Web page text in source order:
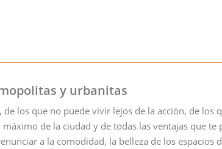
y urbanitas
los que no puede vivir lejos de la acción, de los
de la ciudad y de todas las ventajas que te
a la comodidad, la belleza de los espacios